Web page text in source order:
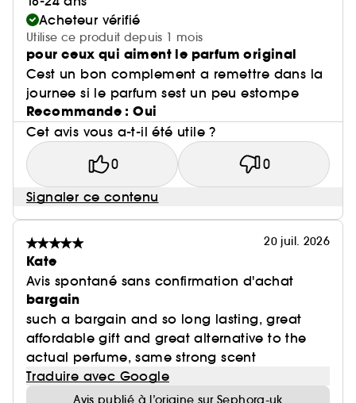
Acheteur vérifié
Utilise ce produit depuis 1 mois
pour ceux qui aiment le parfum original
Cest un bon complement a remettre dans la
journee si le parfum sest un peu estompe
Recommande : Oui
Cet avis vous a-t-il été utile ?
0 0
Signaler ce contenu
20 juil. 2026
Kate
Avis spontané sans confirmation d'achat
bargain
such a bargain and so long lasting, great
affordable gift and great alternative to the
actual perfume, same strong scent
Traduire avec Google
Avis publié à l’origine sur Sephora-uk